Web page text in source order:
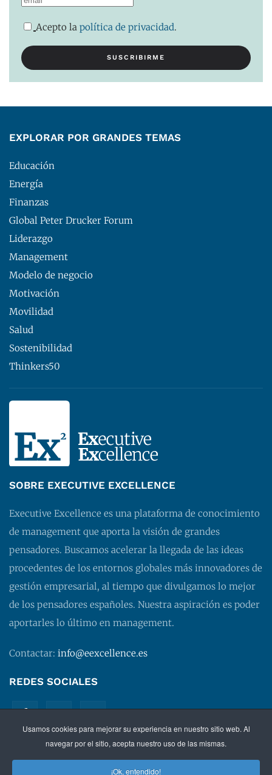
Usamos cookies para mejorar su experiencia en nuestro sitio web. Al
navegar por el sitio, acepta nuestro uso de las mismas.
¡Ok, entendido!
Acepto la política de privacidad.
EXPLORAR POR GRANDES TEMAS
Educación
Energía
Finanzas
Global Peter Drucker Forum
Liderazgo
Management
Modelo de negocio
Motivación
Movilidad
Salud
Sostenibilidad
Thinkers50
SOBRE EXECUTIVE EXCELLENCE
Executive Excellence es una plataforma de conocimiento
de management que aporta la visión de grandes
pensadores. Buscamos acelerar la llegada de las ideas
procedentes de los entornos globales más innovadores de
gestión empresarial, al tiempo que divulgamos lo mejor
de los pensadores españoles. Nuestra aspiración es poder
aportarles lo último en management.
Contactar: info@eexcellence.es
REDES SOCIALES